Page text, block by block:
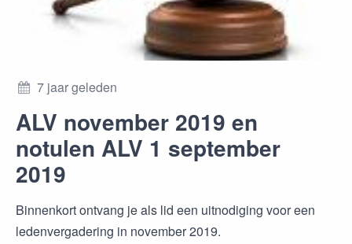
7 jaar geleden
ALV november 2019 en
notulen ALV 1 september
2019
Binnenkort ontvang je als lid een uitnodiging voor een
ledenvergadering in november 2019.